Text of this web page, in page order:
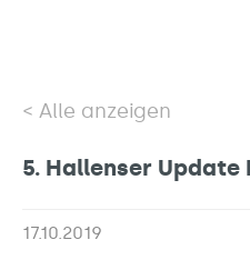
Alle anzeigen
5. Hallenser Update
17.10.2019